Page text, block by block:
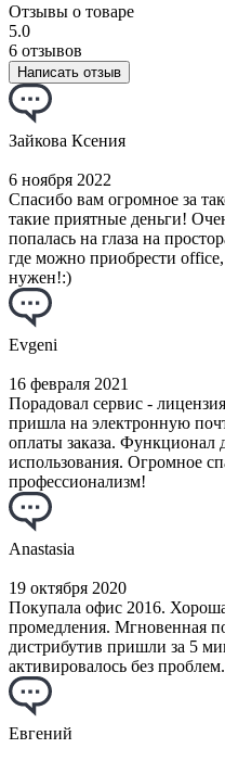
Отзывы о товаре
5.0
6 отзывов
Написать отзыв
Зайкова Ксения
6 ноября 2022
Спасибо вам огромное за
такие приятные деньги!
попалась на глаза на
где можно приобрести
нужен!:)
Evgeni
16 февраля 2021
Порадовал сервис -
пришла на электронную
оплаты заказа. Функционал
использования. Огромное
профессионализм!
Anastasia
19 октября 2020
Покупала офис 2016.
промедления. Мгновенная
дистрибутив пришли за 5
активировалось без
Евгений